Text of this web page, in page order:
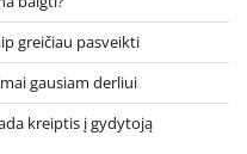
greičiau pasveikti
gausiam derliui
kreiptis į gydytoją